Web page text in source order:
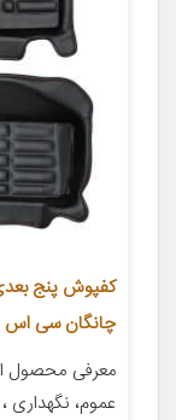
چانگان سی اس 35
معرفی محصول
عموم،